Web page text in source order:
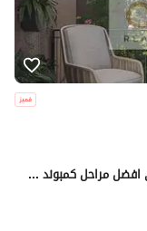
دوبلكس بجاردن للبيع بسعر 8.200. 000 فقط في افضل مراحل كمبوند سراي بسعر مناسب لفتره محدوده sarai